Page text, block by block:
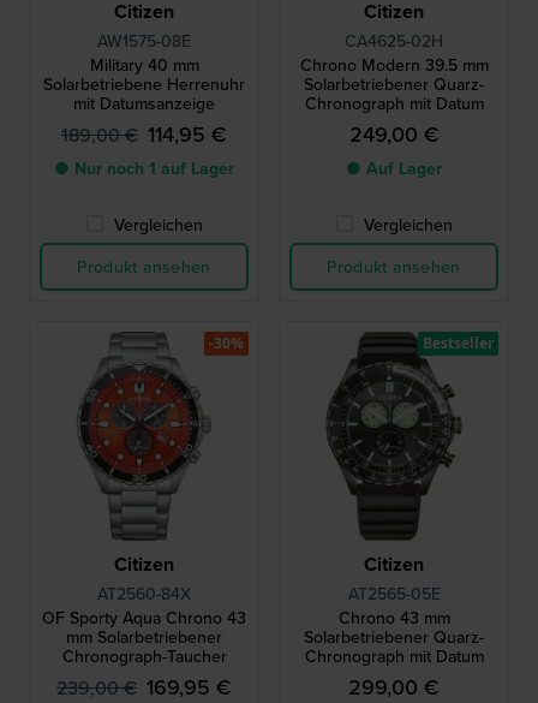
Citizen
AW1575-08E
Military 40 mm
Solarbetriebene Herrenuhr
mit Datumsanzeige
189,00 € 114,95 €
● Nur noch 1 auf Lager
Vergleichen
Produkt ansehen
Citizen
CA4625-02H
Chrono Modern 39.5 mm
Solarbetriebener Quarz-
Chronograph mit Datum
249,00 €
● Auf Lager
Vergleichen
Produkt ansehen
Citizen
AT2560-84X
OF Sporty Aqua Chrono 43
mm Solarbetriebener
Chronograph-Taucher
239,00 € 169,95 €
-30%
Citizen
AT2565-05E
Chrono 43 mm
Solarbetriebener Quarz-
Chronograph mit Datum
299,00 €
Bestseller